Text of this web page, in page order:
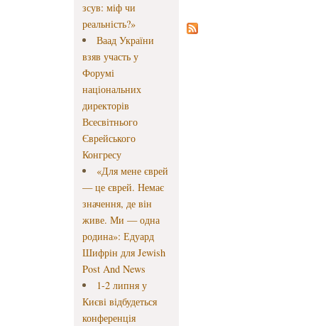
зсув: міф чи
реальність?»
Ваад України
взяв участь у
Форумі
національних
директорів
Всесвітнього
Єврейського
Конгресу
«Для мене єврей
— це єврей. Немає
значення, де він
живе. Ми — одна
родина»: Едуард
Шифрін для Jewish
Post And News
1-2 липня у
Києві відбудеться
конференція